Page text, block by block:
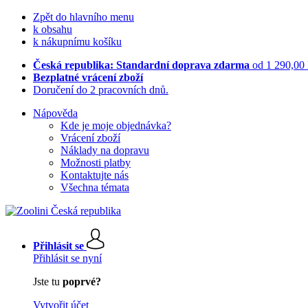
Zpět do hlavního menu
k obsahu
k nákupnímu košíku
Česká republika: Standardní doprava zdarma od 1 290,00
Bezplatné vrácení zboží
Doručení do 2 pracovních dnů.
Nápověda
Kde je moje objednávka?
Vrácení zboží
Náklady na dopravu
Možnosti platby
Kontaktujte nás
Všechna témata
Přihlásit se
Přihlásit se nyní
Jste tu poprvé?
Vytvořit účet